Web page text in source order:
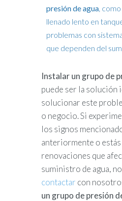
presión de agua ,
llenado lento en
problemas con
que dependen del
Instalar un grupo de
puede ser la solución
solucionar este
o negocio. Si
los signos
anteriormente o
renovaciones que
suministro de agua,
contactar con
un grupo de presión